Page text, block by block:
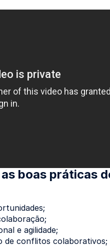
boas práticas
e agilidade;
de conflitos colaborativos;